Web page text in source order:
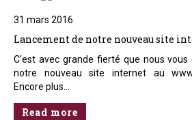
31 mars 2016
Lancement de notre nouveau site
C'est avec grande fierté que nous vous
notre nouveau site internet au
Encore plus…
Read more